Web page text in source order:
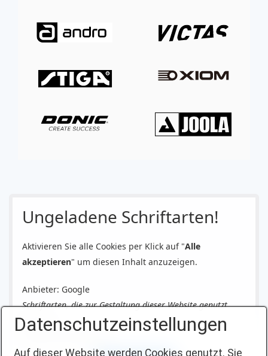
Ungeladene Schriftarten!
Aktivieren Sie alle Cookies per Klick auf "Alle
akzeptieren" um diesen Inhalt anzuzeigen.
Anbieter: Google
Schriftarten, die zur Gestaltung dieser Website genutzt
werden.
Datenschutzeinstellungen
Auf dieser Website werden Cookies genutzt. Sie